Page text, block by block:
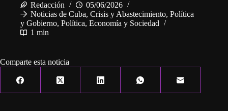
Redacción
05/06/2026
Noticias de Cuba, Crisis y Abastecimiento, Política
y Gobierno, Política, Economía y Sociedad
1 min
Comparte esta noticia